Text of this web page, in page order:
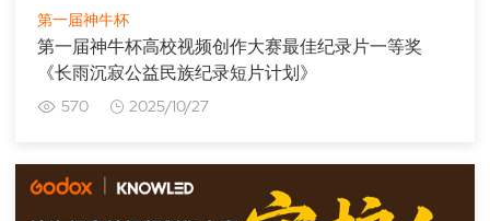
第一届神牛杯
第一届神牛杯高校视频创作大赛最佳纪录片一等奖
《长雨沉寂公益民族纪录短片计划》
570 2025/10/27